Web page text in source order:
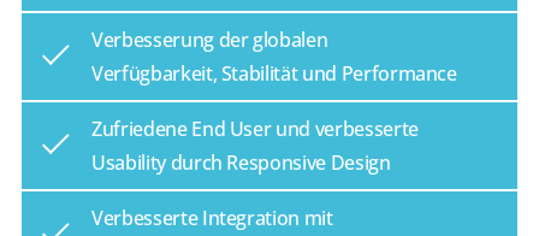
Verbesserung der globalen
Verfügbarkeit, Stabilität und Performance
Zufriedene End User und verbesserte
Usability durch Responsive Design
Verbesserte Integration mit